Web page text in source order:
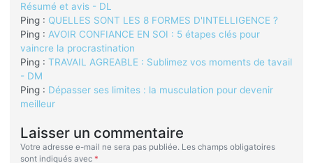
Résumé et avis - DL
Ping : QUELLES SONT LES 8 FORMES D'INTELLIGENCE ?
Ping : AVOIR CONFIANCE EN SOI : 5 étapes clés pour
vaincre la procrastination
Ping : TRAVAIL AGREABLE : Sublimez vos moments de tavail
- DM
Ping : Dépasser ses limites : la musculation pour devenir
meilleur
Laisser un commentaire
Votre adresse e-mail ne sera pas publiée. Les champs obligatoires
sont indiqués avec *